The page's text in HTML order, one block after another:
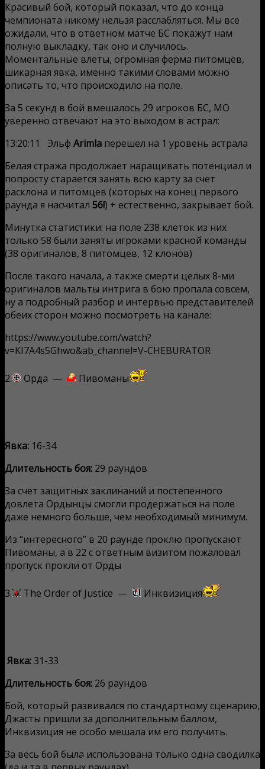
Красивый бой, который показал, что до конца
чемпионата никому нельзя расслабляться. Мы все
ожидали, что в ответном матче БС покажут нам
полную выкладку, так оно и случилось.
Моментальные влеты, огромная ферма питомцев,
шикарная явка, именно такими словами можно
описать то, что происходило на поле.
За 5 секунд в бой вмешалось 29 игроков БС, МО
уверенно отвечают на это выходом в астрал:
13:20:11 Эльф Arimla перешел на 1 уровень астрала
Белая стража продолжает наращивать потенциал и
попросту старается занять всю карту за счет
расклона и питомцев (которых на конец первого
раунда я насчитал 56!) + естественно, закрывает бой.
Минутка статистики: на поле 238 клеток из них
только 58 были заняты игроками красной команды
(38 оригиналов, 8 питомцев, 12 клонов)
После такого начала, а также смерти целых 8-ми
оригиналов мальты интрига в бою пропала совсем,
ну а подробный разбор и интервью представителей
обеих сторон можно посмотреть на канале:
https://www.youtube.com/watch?
v=KI7A4s5Ghwo&ab_channel=V-CHEBURATOR
2. Орда — Пивоманы
Явка: 16-34
Длительность боя: 29 раундов
За счет защитных заклинаний и постепенного
довлета Ордынцы смогли продержаться на поле
даже немного больше, чем необходимый минимум.
Из “интересного” в 20 раунде проклю пропускают
Пивоманы, а в 22 с ответным визитом пожаловал
пропуск прокли от Орды
3. The Order of Justice — Инквизиция
Явка:31-33
Длительность боя: 26 раундов
Бой, который развивался по стандартному сценарию,
Джасты пришли за дополнительным баллом,
Инквизиция не особо мешала им его получить.
За весь бой была использована только одна сводилка